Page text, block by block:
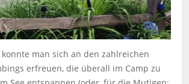
man sich an den zahlreichen
erfreuen, die überall im Camp zu